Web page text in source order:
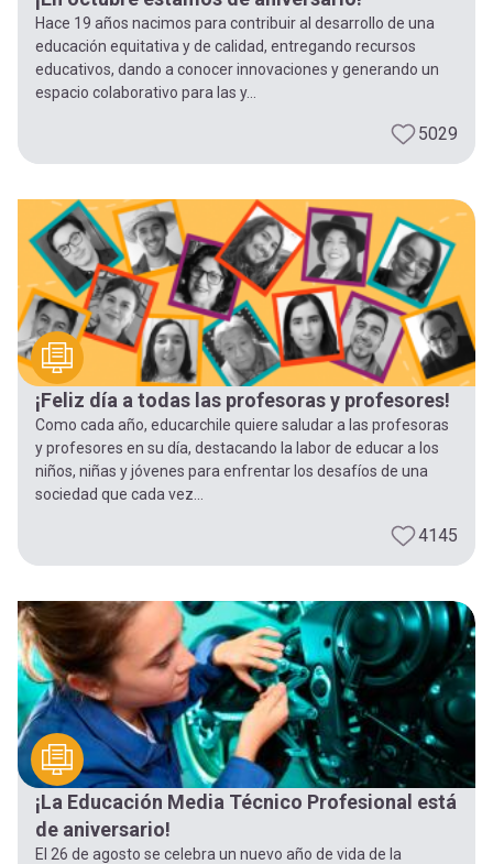
Hace 19 años nacimos para contribuir al desarrollo de una
educación equitativa y de calidad, entregando recursos
educativos, dando a conocer innovaciones y generando un
espacio colaborativo para las y...
5029
¡Feliz día a todas las profesoras y profesores!
Como cada año, educarchile quiere saludar a las profesoras
y profesores en su día, destacando la labor de educar a los
niños, niñas y jóvenes para enfrentar los desafíos de una
sociedad que cada vez...
4145
¡La Educación Media Técnico Profesional está
de aniversario!
El 26 de agosto se celebra un nuevo año de vida de la